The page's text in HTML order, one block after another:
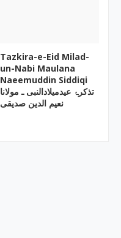
Tazkira-e-Eid Milad-
un-Nabi Maulana
Naeemuddin Siddiqi
تذکرۂ عیدمیلادالنبی ـ مولانا
نعیم الدین صدیقی